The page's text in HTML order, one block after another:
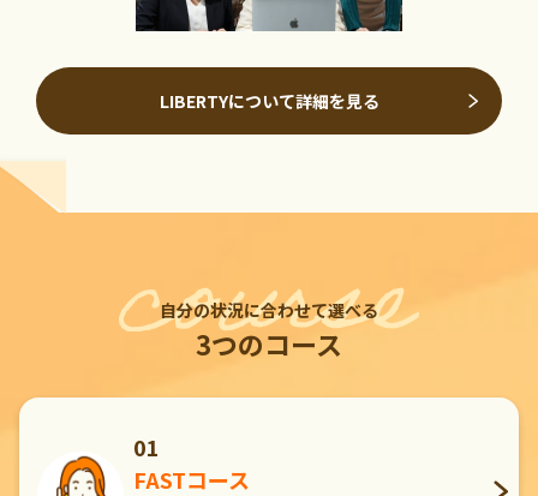
LIBERTYについて詳細を見る
自分の状況に合わせて選べる
3つのコース
01
FASTコース